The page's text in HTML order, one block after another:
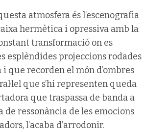
atmosfera és l’escenografia
hermètica i opressiva amb la
transformació on es
esplèndides projeccions rodades
que recorden el món d’ombres
que s’hi representen queda
que traspassa de banda a
de ressonància de les emocions
l’acaba d’arrodonir.